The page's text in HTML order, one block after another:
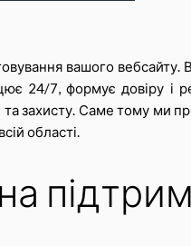
вашого вебсайту.
24/7, формує довіру і
та захисту. Саме тому ми
області.